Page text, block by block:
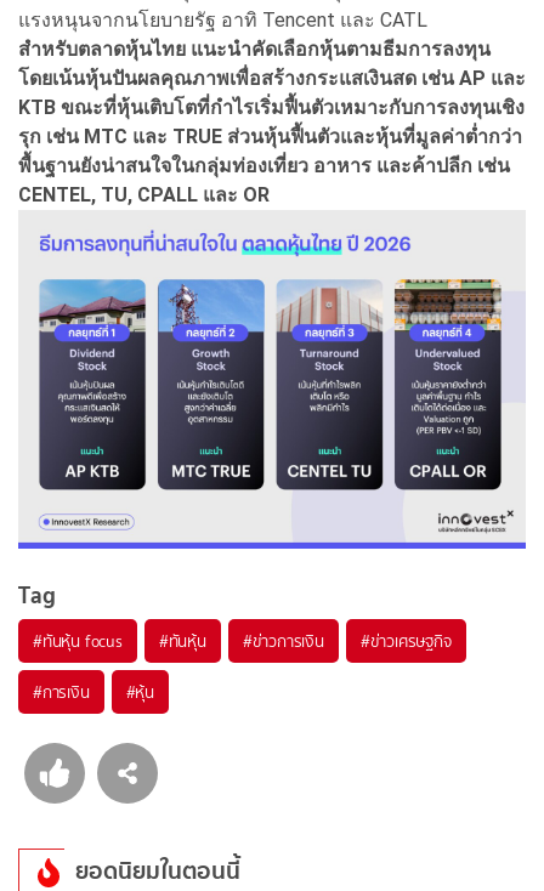
แรงหนุนจากนโยบายรัฐ อาทิ Tencent และ CATL
สำหรับตลาดหุ้นไทย แนะนำคัดเลือกหุ้นตามธีมการลงทุน
โดยเน้นหุ้นปันผลคุณภาพเพื่อสร้างกระแสเงินสด เช่น AP และ
KTB ขณะที่หุ้นเติบโตที่กำไรเริ่มฟื้นตัวเหมาะกับการลงทุนเชิง
รุก เช่น MTC และ TRUE ส่วนหุ้นฟื้นตัวและหุ้นที่มูลค่าต่ำกว่า
พื้นฐานยังน่าสนใจในกลุ่มท่องเที่ยว อาหาร และค้าปลีก เช่น
CENTEL, TU, CPALL และ OR
Tag
#ทันหุ้น focus #ทันหุ้น #ข่าวการเงิน #ข่าวเศรษฐกิจ
#การเงิน #หุ้น
ยอดนิยมในตอนนี้